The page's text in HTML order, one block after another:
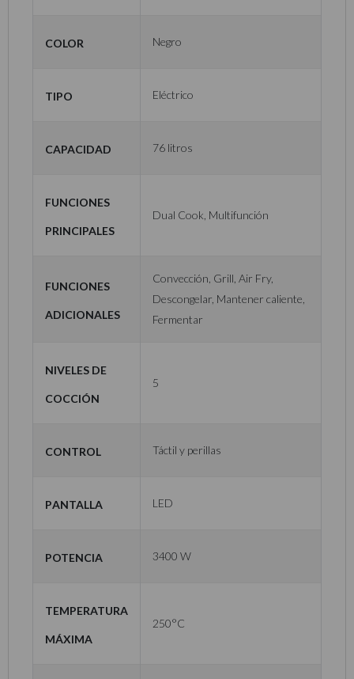
Color Negro
Tipo Eléctrico
Capacidad 76 litros
Funciones
principales
Dual Cook, Multifunción
Funciones
adicionales
Convección, Grill, Air Fry,
Descongelar, Mantener caliente,
Fermentar
Niveles de
cocción
5
Control Táctil y perillas
Pantalla LED
Potencia 3400 W
Temperatura
máxima
250°C